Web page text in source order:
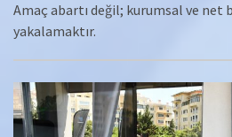
Amaç abartı değil; kurumsal ve net
yakalamaktır.